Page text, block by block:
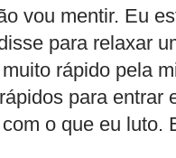
vou mentir. Eu
para relaxar
rápido pela
para entrar
o que eu luto.